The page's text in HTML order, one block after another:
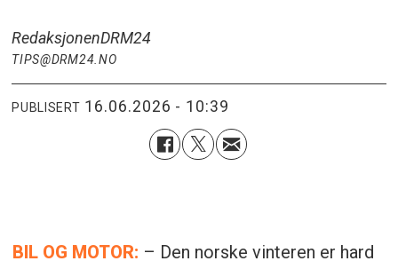
RedaksjonenDRM24
TIPS@DRM24.NO
PUBLISERT 16.06.2026 - 10:39
BIL OG MOTOR: – Den norske vinteren er hard